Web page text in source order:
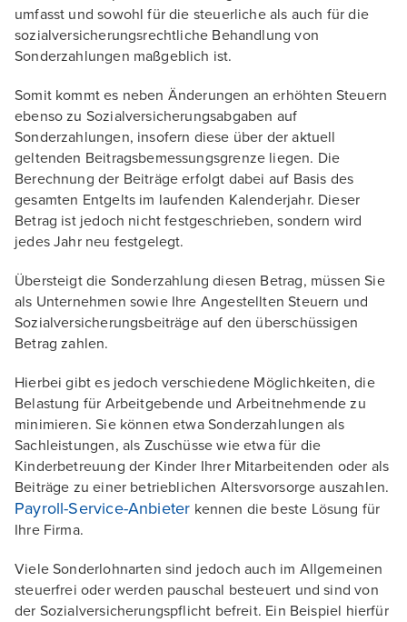
umfasst und sowohl für die steuerliche als auch für die
sozialversicherungsrechtliche Behandlung von
Sonderzahlungen maßgeblich ist.
Somit kommt es neben Änderungen an erhöhten Steuern
ebenso zu Sozialversicherungsabgaben auf
Sonderzahlungen, insofern diese über der aktuell
geltenden Beitragsbemessungsgrenze liegen. Die
Berechnung der Beiträge erfolgt dabei auf Basis des
gesamten Entgelts im laufenden Kalenderjahr. Dieser
Betrag ist jedoch nicht festgeschrieben, sondern wird
jedes Jahr neu festgelegt.
Übersteigt die Sonderzahlung diesen Betrag, müssen Sie
als Unternehmen sowie Ihre Angestellten Steuern und
Sozialversicherungsbeiträge auf den überschüssigen
Betrag zahlen.
Hierbei gibt es jedoch verschiedene Möglichkeiten, die
Belastung für Arbeitgebende und Arbeitnehmende zu
minimieren. Sie können etwa Sonderzahlungen als
Sachleistungen, als Zuschüsse wie etwa für die
Kinderbetreuung der Kinder Ihrer Mitarbeitenden oder als
Beiträge zu einer betrieblichen Altersvorsorge auszahlen.
Payroll-Service-Anbieter kennen die beste Lösung für
Ihre Firma.
Viele Sonderlohnarten sind jedoch auch im Allgemeinen
steuerfrei oder werden pauschal besteuert und sind von
der Sozialversicherungspflicht befreit. Ein Beispiel hierfür